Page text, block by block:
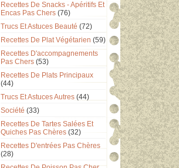
Recettes De Snacks - Apéritifs Et
Encas Pas Chers (76)
Trucs Et Astuces Beauté (72)
Recettes De Plat Végétarien (59)
Recettes D'accompagnements
Pas Chers (53)
Recettes De Plats Principaux
(44)
Trucs Et Astuces Autres (44)
Société (33)
Recettes De Tartes Salées Et
Quiches Pas Chères (32)
Recettes D'entrées Pas Chères
(28)